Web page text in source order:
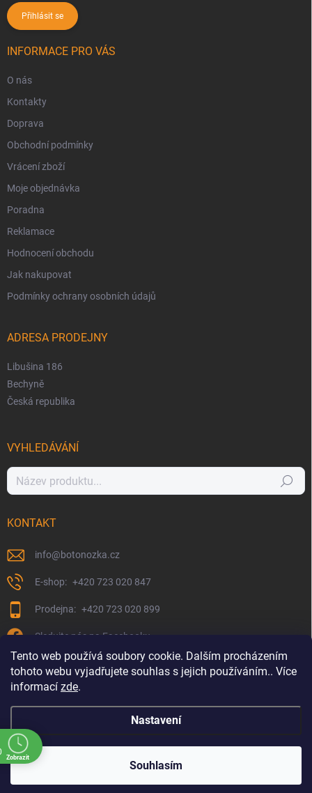
Tento web používá soubory cookie. Dalším procházením
tohoto webu vyjadřujete souhlas s jejich používáním.. Více
informací zde.
Nastavení
Souhlasím
Přihlásit se
INFORMACE PRO VÁS
O nás
Kontakty
Doprava
Obchodní podmínky
Vrácení zboží
Moje objednávka
Poradna
Reklamace
Hodnocení obchodu
Jak nakupovat
Podmínky ochrany osobních údajů
ADRESA PRODEJNY
Libušina 186
Bechyně
Česká republika
VYHLEDÁVÁNÍ
Hledat
KONTAKT
info@botonozka.cz
+420 723 020 847
+420 723 020 899
Sledujte nás na Facebooku
Botonozka.cz . Všechna práva vyhrazena.
Zobrazit